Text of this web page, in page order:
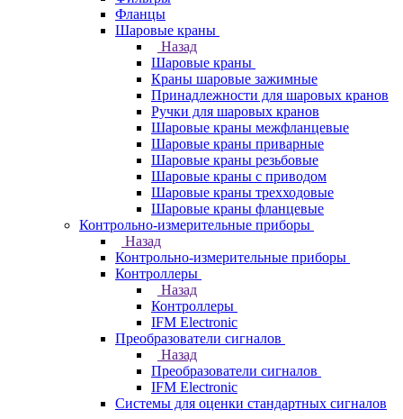
Фланцы
Шаровые краны
Назад
Шаровые краны
Краны шаровые зажимные
Принадлежности для шаровых кранов
Ручки для шаровых кранов
Шаровые краны межфланцевые
Шаровые краны приварные
Шаровые краны резьбовые
Шаровые краны с приводом
Шаровые краны трехходовые
Шаровые краны фланцевые
Контрольно-измерительные приборы
Назад
Контрольно-измерительные приборы
Контроллеры
Назад
Контроллеры
IFM Electronic
Преобразователи сигналов
Назад
Преобразователи сигналов
IFM Electronic
Системы для оценки стандартных сигналов